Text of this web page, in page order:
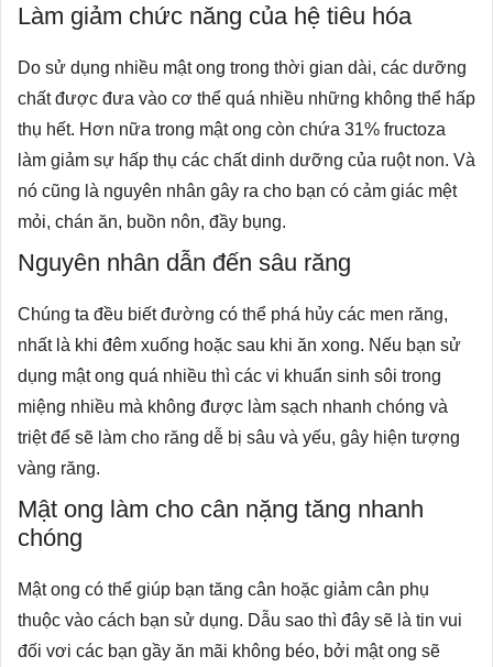
Làm giảm chức năng của hệ tiêu hóa
Do sử dụng nhiều mật ong trong thời gian dài, các dưỡng
chất được đưa vào cơ thể quá nhiều những không thể hấp
thụ hết. Hơn nữa trong mật ong còn chứa 31% fructoza
làm giảm sự hấp thụ các chất dinh dưỡng của ruột non. Và
nó cũng là nguyên nhân gây ra cho bạn có cảm giác mệt
mỏi, chán ăn, buồn nôn, đầy bụng.
Nguyên nhân dẫn đến sâu răng
Chúng ta đều biết đường có thể phá hủy các men răng,
nhất là khi đêm xuống hoặc sau khi ăn xong. Nếu bạn sử
dụng mật ong quá nhiều thì các vi khuẩn sinh sôi trong
miệng nhiều mà không được làm sạch nhanh chóng và
triệt để sẽ làm cho răng dễ bị sâu và yếu, gây hiện tượng
vàng răng.
Mật ong làm cho cân nặng tăng nhanh
chóng
Mật ong có thể giúp bạn tăng cân hoặc giảm cân phụ
thuộc vào cách bạn sử dụng. Dẫu sao thì đây sẽ là tin vui
đối vơi các bạn gầy ăn mãi không béo, bởi mật ong sẽ